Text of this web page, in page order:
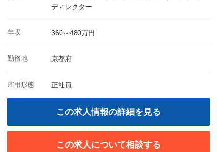
ディレクター
年収 360～480万円
勤務地 京都府
雇用形態 正社員
この求人情報の詳細を見る
この求人について相談する